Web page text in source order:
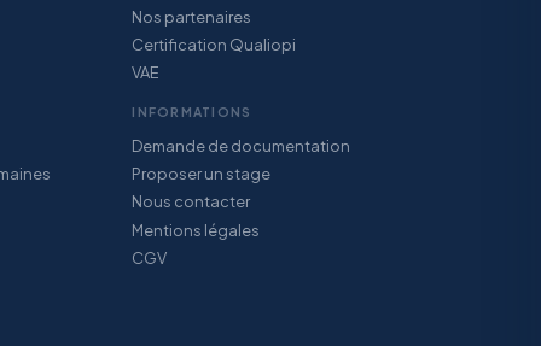
Nos partenaires
Certification Qualiopi
VAE
INFORMATIONS
Demande de documentation
Proposer un stage
Nous contacter
Mentions légales
CGV